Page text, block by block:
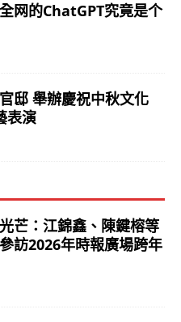
全网的ChatGPT究竟是个
官邸 舉辦慶祝中秋文化
表演
芒：江錦鑫、陳鍵榕等
訪2026年時報廣場跨年